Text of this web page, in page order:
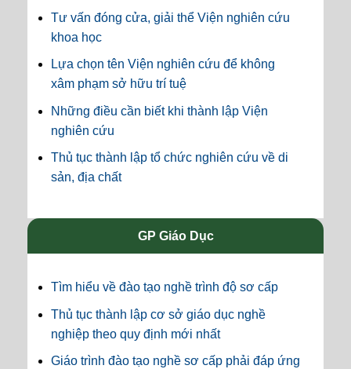
Tư vấn đóng cửa, giải thể Viện nghiên cứu
khoa học
Lựa chọn tên Viện nghiên cứu để không
xâm phạm sở hữu trí tuệ
Những điều cần biết khi thành lập Viện
nghiên cứu
Thủ tục thành lập tổ chức nghiên cứu về di
sản, địa chất
GP Giáo Dục
Tìm hiểu về đào tạo nghề trình độ sơ cấp
Thủ tục thành lập cơ sở giáo dục nghề
nghiệp theo quy định mới nhất
Giáo trình đào tạo nghề sơ cấp phải đáp ứng